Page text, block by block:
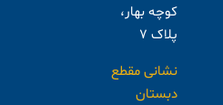
کوچه بهار،
پلاک ۷
نشانی مقطع
دبستان